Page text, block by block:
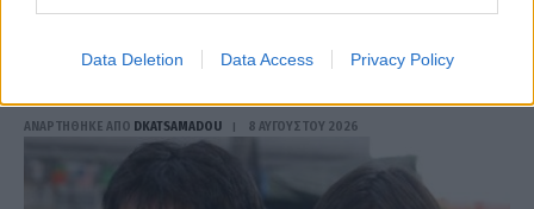
Data Deletion Data Access Privacy Policy
στην Τραμπζονσπόρ και οι απίστευτες παροχές που
ΑΝΑΡΤΗΘΗΚΕ ΑΠΟ DKATSAMADOU 8 ΑΥΓΟΎΣΤΟΥ 2026